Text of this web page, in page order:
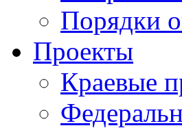
Порядки
Проекты
Краевые